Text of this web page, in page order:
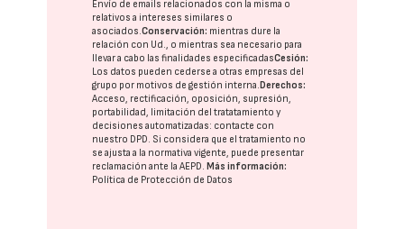
Envío de emails relacionados con la misma o
relativos a intereses similares o
asociados.Conservación: mientras dure la
relación con Ud., o mientras sea necesario para
llevar a cabo las finalidades especificadasCesión:
Los datos pueden cederse a otras empresas del
grupo por motivos de gestión interna.Derechos:
Acceso, rectificación, oposición, supresión,
portabilidad, limitación del tratatamiento y
decisiones automatizadas: contacte con
nuestro DPD. Si considera que el tratamiento no
se ajusta a la normativa vigente, puede presentar
reclamación ante laAEPD.Más información:
Política de Protección de Datos